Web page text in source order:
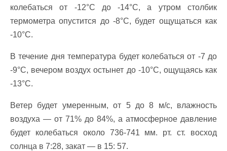
колебаться от -12°C до -14°C, а утром столбик
термометра опустится до -8°C, будет ощущаться как
-10°C.
В течение дня температура будет колебаться от -7 до
-9°C, вечером воздух остынет до -10°C, ощущаясь как
-13°C.
Ветер будет умеренным, от 5 до 8 м/с, влажность
воздуха — от 71% до 84%, а атмосферное давление
будет колебаться около 736-741 мм. рт. ст. восход
солнца в 7:28, закат — в 15: 57.